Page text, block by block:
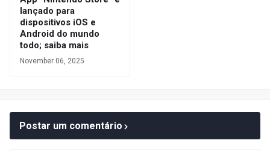
lançado para
dispositivos iOS e
Android do mundo
todo; saiba mais
November 06, 2025
Postar um comentário